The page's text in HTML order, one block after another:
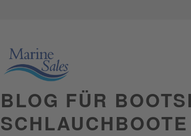
BLOG FÜR
SCHLAUCHBOOTE